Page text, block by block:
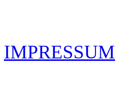
IMPRESSUM